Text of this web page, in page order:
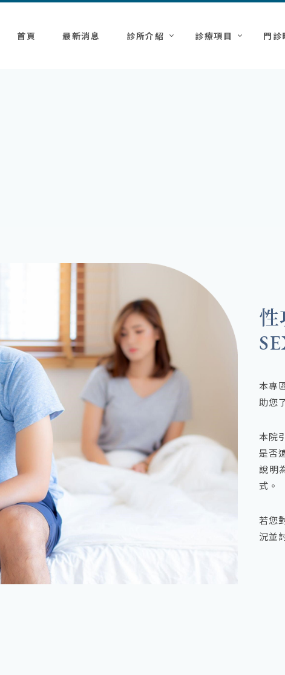
首頁 最新消息 診所介紹 診療項目 門診
性
本專
助您
本院
是否
說明
式。
若您
況並